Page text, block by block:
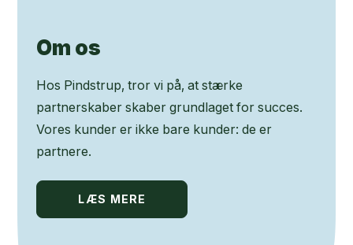
Om os
Hos Pindstrup, tror vi på, at stærke
partnerskaber skaber grundlaget for succes.
Vores kunder er ikke bare kunder: de er
partnere.
LÆS MERE